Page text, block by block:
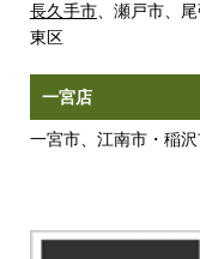
長久手市、瀬戸市、尾
東区
一宮店
一宮市、江南市・稲